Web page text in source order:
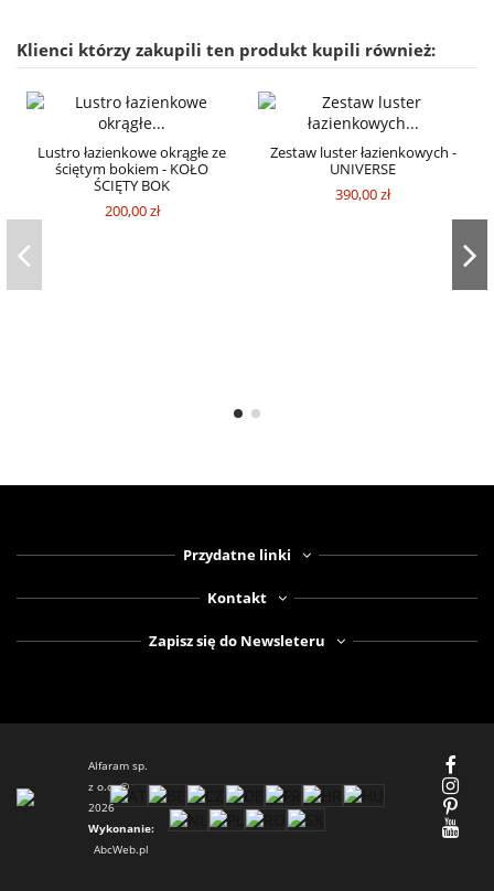
Klienci którzy zakupili ten produkt kupili również:
Lustro łazienkowe okrągłe ze
ściętym bokiem - KOŁO
ŚCIĘTY BOK
200,00 zł
Zestaw luster łazienkowych -
UNIVERSE
390,00 zł
Przydatne linki
Kontakt
Zapisz się do Newsleteru
Alfaram sp.
z o.o. ©
2026
Wykonanie:
AbcWeb.pl